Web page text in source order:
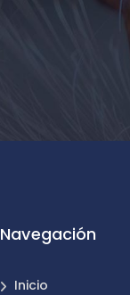
Navegación
Inicio